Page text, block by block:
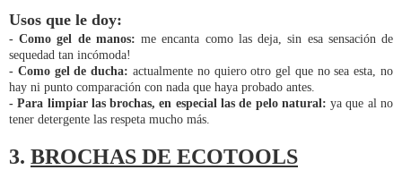
Usos que le doy:
- Como gel de manos: me encanta como las deja, sin esa sensación de
sequedad tan incómoda!
- Como gel de ducha: actualmente no quiero otro gel que no sea esta, no
hay ni punto comparación con nada que haya probado antes.
- Para limpiar las brochas, en especial las de pelo natural: ya que al no
tener detergente las respeta mucho más.
3. BROCHAS DE ECOTOOLS